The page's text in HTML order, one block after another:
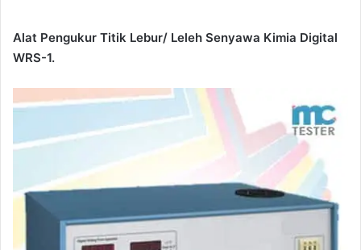
Alat Pengukur Titik Lebur/ Leleh Senyawa Kimia Digital
WRS-1.